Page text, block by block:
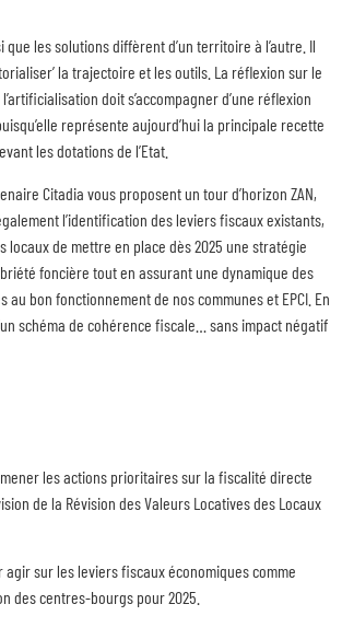
que les solutions diffèrent d’un territoire à l’autre. Il
la trajectoire et les outils. La réflexion sur le
doit s’accompagner d’une réflexion
représente aujourd’hui la principale recette
les dotations de l’Etat.
Citadia vous proposent un tour d’horizon ZAN,
l’identification des leviers fiscaux existants,
locaux de mettre en place dès 2025 une stratégie
foncière tout en assurant une dynamique des
au bon fonctionnement de nos communes et EPCI. En
schéma de cohérence fiscale… sans impact négatif
les actions prioritaires sur la fiscalité directe
de la Révision des Valeurs Locatives des Locaux
sur les leviers fiscaux économiques comme
des centres-bourgs pour 2025.